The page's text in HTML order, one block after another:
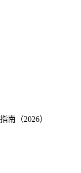
南（2026）